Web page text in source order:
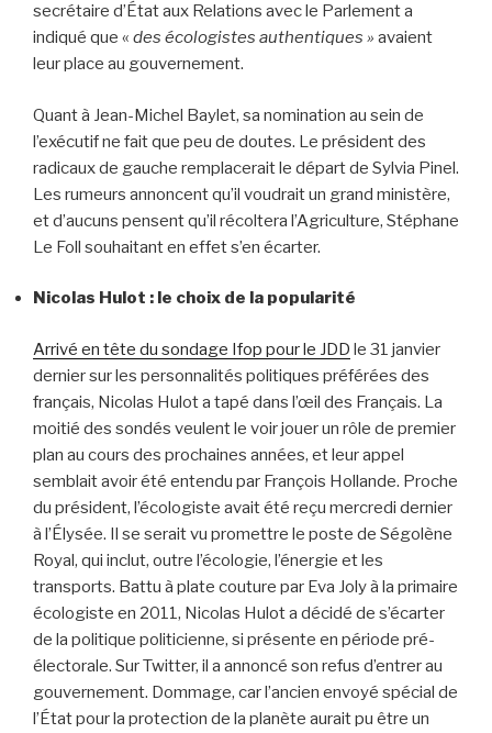
secrétaire d’État aux Relations avec le Parlement a
indiqué que « des écologistes authentiques » avaient
leur place au gouvernement.
Quant à Jean-Michel Baylet, sa nomination au sein de
l’exécutif ne fait que peu de doutes. Le président des
radicaux de gauche remplacerait le départ de Sylvia Pinel.
Les rumeurs annoncent qu’il voudrait un grand ministère,
et d’aucuns pensent qu’il récoltera l’Agriculture, Stéphane
Le Foll souhaitant en effet s’en écarter.
Nicolas Hulot : le choix de la popularité
Arrivé en tête du sondage Ifop pour le JDD le 31 janvier
dernier sur les personnalités politiques préférées des
français, Nicolas Hulot a tapé dans l’œil des Français. La
moitié des sondés veulent le voir jouer un rôle de premier
plan au cours des prochaines années, et leur appel
semblait avoir été entendu par François Hollande. Proche
du président, l’écologiste avait été reçu mercredi dernier
à l’Élysée. Il se serait vu promettre le poste de Ségolène
Royal, qui inclut, outre l’écologie, l’énergie et les
transports. Battu à plate couture par Eva Joly à la primaire
écologiste en 2011, Nicolas Hulot a décidé de s’écarter
de la politique politicienne, si présente en période pré-
électorale. Sur Twitter, il a annoncé son refus d’entrer au
gouvernement. Dommage, car l’ancien envoyé spécial de
l’État pour la protection de la planète aurait pu être un